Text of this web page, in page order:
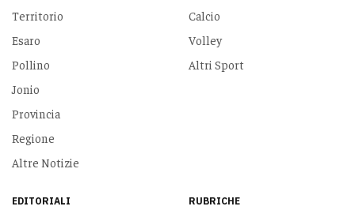
Territorio
Esaro
Pollino
Jonio
Provincia
Regione
Altre Notizie
Calcio
Volley
Altri Sport
EDITORIALI RUBRICHE